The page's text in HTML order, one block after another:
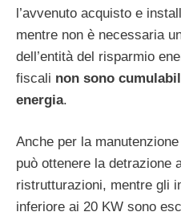
l’avvenuto acquisto e
mentre non è necessaria
dell’entità del risparmio
fiscali non sono
energia.
Anche per la
può ottenere la detrazione
ristrutturazioni, mentre gli
inferiore ai 20 KW sono